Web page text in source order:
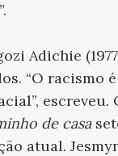
Adichie
“O racismo
escreveu.
de casa
atual.